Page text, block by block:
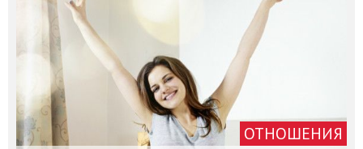
ОТНОШЕНИЯ